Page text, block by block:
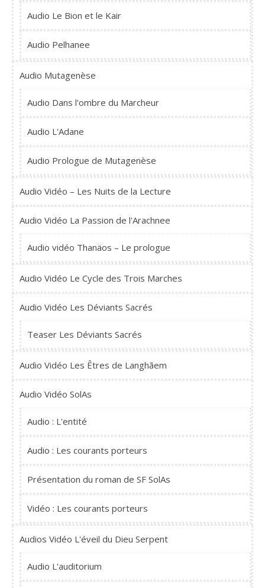
Audio Le Bion et le Kair
Audio Pelhanee
Audio Mutagenèse
Audio Dans l'ombre du Marcheur
Audio L'Adane
Audio Prologue de Mutagenèse
Audio Vidéo – Les Nuits de la Lecture
Audio Vidéo La Passion de l'Arachnee
Audio vidéo Thanäos – Le prologue
Audio Vidéo Le Cycle des Trois Marches
Audio Vidéo Les Déviants Sacrés
Teaser Les Déviants Sacrés
Audio Vidéo Les Êtres de Langhãem
Audio Vidéo SolAs
Audio : L'entité
Audio : Les courants porteurs
Présentation du roman de SF SolAs
Vidéo : Les courants porteurs
Audios Vidéo L'éveil du Dieu Serpent
Audio L'auditorium